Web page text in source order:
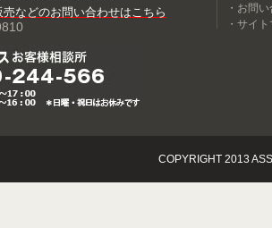
などのお問い合わせはこちら
・お問
・サイ
COPYRIGHT 2013